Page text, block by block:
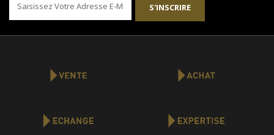
S'INSCRIRE